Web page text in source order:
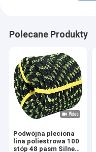
Polecane Produkty
Podwójna pleciona
lina poliestrowa 100
stóp 48 pasm Silne